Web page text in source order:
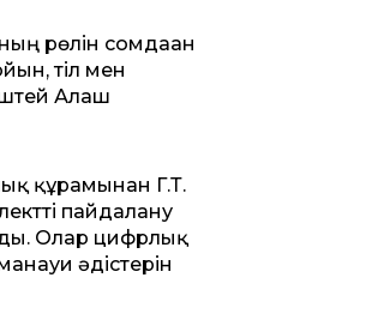
рөлін сомдаған
тіл мен
Алаш
құрамынан Г.Т.
пайдалану
Олар цифрлық
әдістерін